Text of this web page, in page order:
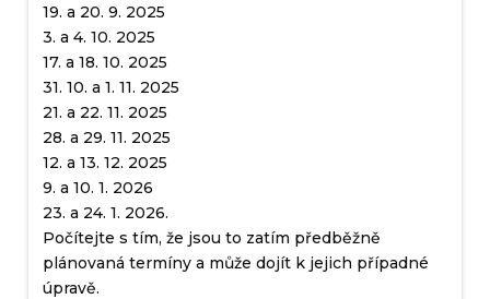
19. a 20. 9. 2025
3. a 4. 10. 2025
17. a 18. 10. 2025
31. 10. a 1. 11. 2025
21. a 22. 11. 2025
28. a 29. 11. 2025
12. a 13. 12. 2025
9. a 10. 1. 2026
23. a 24. 1. 2026.
Počítejte s tím, že jsou to zatím předběžně
plánovaná termíny a může dojít k jejich případné
úpravě.